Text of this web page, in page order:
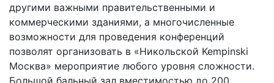
другими важными правительственными и
коммерческими зданиями, а многочисленные
возможности для проведения конференций
позволят организовать в «Никольской Kempinski
Москва» мероприятие любого уровня сложности.
Большой бальный зал вместимостью до 200